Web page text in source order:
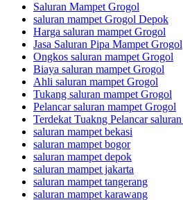
Saluran Mampet Grogol
saluran mampet Grogol Depok
Harga saluran mampet Grogol
Jasa Saluran Pipa Mampet Grogol
Ongkos saluran mampet Grogol
Biaya saluran mampet Grogol
Ahli saluran mampet Grogol
Tukang saluran mampet Grogol
Pelancar saluran mampet Grogol
Terdekat Tuakng Pelancar
saluran mampet bekasi
saluran mampet bogor
saluran mampet depok
saluran mampet jakarta
saluran mampet tangerang
saluran mampet karawang